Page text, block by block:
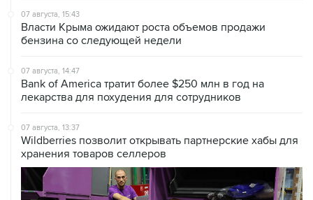
07 августа, 15:43
Власти Крыма ожидают роста объемов продажи
бензина со следующей недели
07 августа, 14:47
Bank of America тратит более $250 млн в год на
лекарства для похудения для сотрудников
07 августа, 13:37
Wildberries позволит открывать партнерские хабы для
хранения товаров селлеров